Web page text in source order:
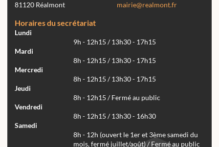
81120 Réalmont
mairie@realmont.fr
Horaires du secrétariat
Lundi
9h - 12h15 / 13h30 - 17h15
Mardi
8h - 12h15 / 13h30 - 17h15
Mercredi
8h - 12h15 / 13h30 - 17h15
Jeudi
8h - 12h15 / Fermé au public
Vendredi
8h - 12h15 / 13h30 - 16h30
Samedi
8h - 12h (ouvert le 1er et 3ème samedi du
mois, fermé juillet/août) / Fermé au public